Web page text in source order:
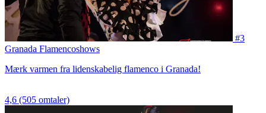
#3
Granada Flamencoshows
Mærk varmen fra lidenskabelig flamenco i Granada!
4,6 (505 omtaler)